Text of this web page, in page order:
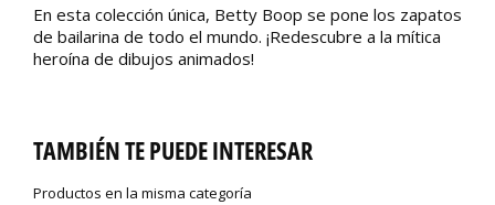
En esta colección única, Betty Boop se pone los zapatos
de bailarina de todo el mundo. ¡Redescubre a la mítica
heroína de dibujos animados!
TAMBIÉN TE PUEDE INTERESAR
Productos en la misma categoría